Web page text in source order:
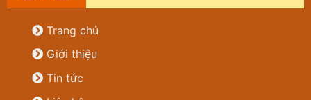
Trang chủ
Giới thiệu
Tin tức